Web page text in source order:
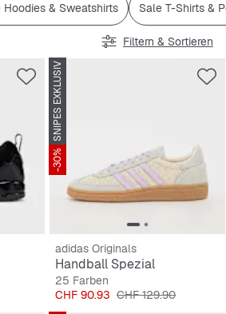
Hoodies & Sweatshirts
Sale T-Shirts &
Filtern & Sortieren
SNIPES EXKLUSIV
-30%
adidas Originals
Handball Spezial
25 Farben
Preis
CHF 90.93 Originalpreis
CHF 129.90